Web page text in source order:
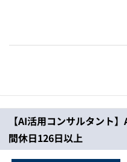
【AI活用コンサルタント
間休日126日以上